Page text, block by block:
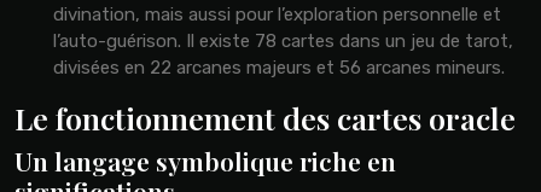
divination, mais aussi pour l’exploration personnelle et
l’auto-guérison. Il existe 78 cartes dans un jeu de tarot,
divisées en 22 arcanes majeurs et 56 arcanes mineurs.
Le fonctionnement des cartes oracle
Un langage symbolique riche en